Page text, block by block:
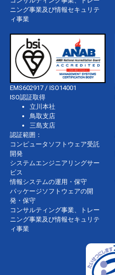
ニング事業及び情報セキュリテ
ィ事業
EMS602917 / ISO14001
ISO認証取得
立川本社
鳥取支店
三島支店
認証範囲：
コンピュータソフトウェア受託
開発
システムエンジニアリングサー
ビス
情報システムの運用・保守
パッケージソフトウェアの開
発・保守
コンサルティング事業、トレー
ニング事業及び情報セキュリテ
ィ事業